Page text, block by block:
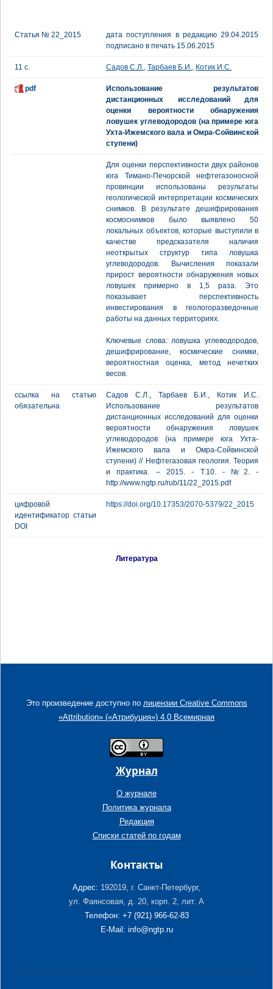
Статья № 22_2015
дата поступления в редакцию 29.04.2015
подписано в печать 15.06.2015
11 с. Садов С.Л., Тарбаев Б.И., Котик И.С.
pdf
Использование результатов
дистанционных исследований для
оценки вероятности обнаружения
ловушек углеводородов (на примере юга
Ухта-Ижемского вала и Омра-Сойвинской
ступени)
Для оценки перспективности двух районов
юга Тимано-Печорской нефтегазоносной
провинции использованы результаты
геологической интерпретации космических
снимков. В результате дешифрирования
космоснимков было выявлено 50
локальных объектов, которые выступили в
качестве предсказателя наличия
неоткрытых структур типа ловушка
углеводородов. Вычисления показали
прирост вероятности обнаружения новых
ловушек примерно в 1,5 раза. Это
показывает перспективность
инвестирования в геологоразведочные
работы на данных территориях.
Ключевые слова: ловушка углеводородов,
дешифрирование, космические снимки,
вероятностная оценка, метод нечетких
весов.
ссылка на статью
обязательна
Садов С.Л., Тарбаев Б.И., Котик И.С.
Использование результатов
дистанционных исследований для оценки
вероятности обнаружения ловушек
углеводородов (на примере юга Ухта-
Ижемского вала и Омра-Сойвинской
ступени) // Нефтегазовая геология. Теория
и практика. – 2015. - Т.10. - №2. -
http://www.ngtp.ru/rub/11/22_2015.pdf
цифровой
идентификатор статьи
DOI
https://doi.org/10.17353/2070-5379/22_2015
Литература
Это произведение доступно по лицензии Creative Commons
«Attribution» («Атрибуция») 4.0 Всемирная
Журнал
О журнале
Политика журнала
Редакция
Списки статей по годам
Контакты
Адрес: 192019, г. Санкт-Петербург,
ул. Фаянсовая, д. 20, корп. 2, лит. А
Телефон: +7 (921) 966-62-83
E-Mail: info@ngtp.ru